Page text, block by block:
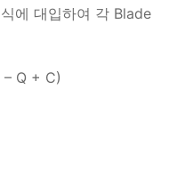
에 대입하여 각 Blade
– Q + C)